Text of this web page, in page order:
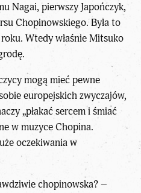
Nagai, pierwszy Japończyk,
Chopinowskiego. Była to
Wtedy właśnie Mitsuko
mogą mieć pewne
europejskich zwyczajów,
„płakać sercem i śmiać
w muzyce Chopina.
oczekiwania w
chopinowska? –